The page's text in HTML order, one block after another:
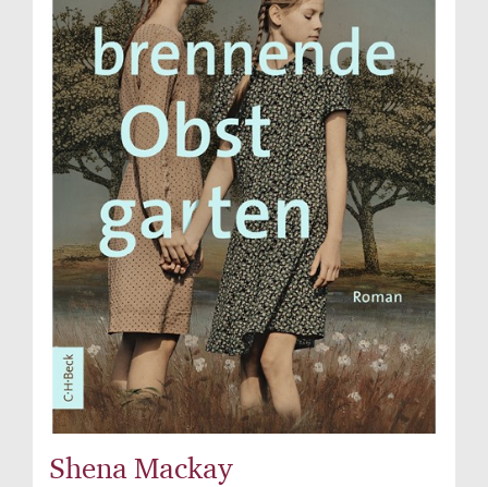
Shena Mackay